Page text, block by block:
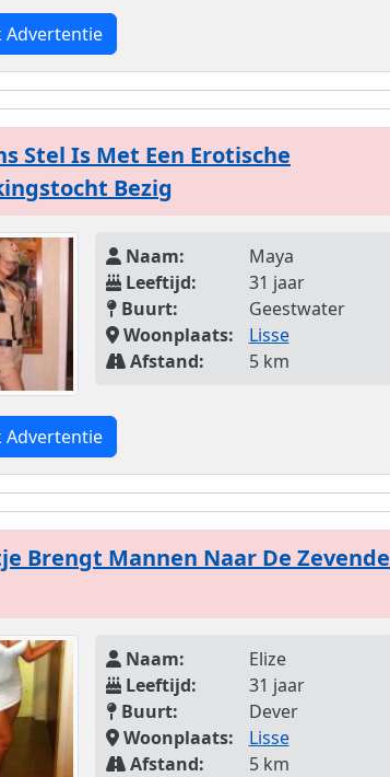
Advertentie
Stel Is Met Een Erotische
Bezig
Naam:
Maya
Leeftijd:
31 jaar
Buurt:
Geestwater
Woonplaats:
Lisse
Afstand:
5 km
Advertentie
Brengt Mannen Naar De Zevende
Naam:
Elize
Leeftijd:
31 jaar
Buurt:
Dever
Woonplaats:
Lisse
Afstand:
5 km